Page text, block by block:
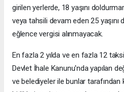
girilen yerlerde, 18 yaşını
veya tahsili devam eden 25
eğlence vergisi alınmayacak.
En fazla 2 yılda ve en fazla 12
Devlet İhale Kanunu'nda yapılan
ve belediyeler ile bunlar tarafından